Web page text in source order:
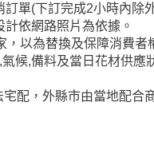
單(下訂完成2小時內除
依網路照片為依據。
以為替換及保障消費者
候,備料及當日花材供
配，外縣市由當地配合